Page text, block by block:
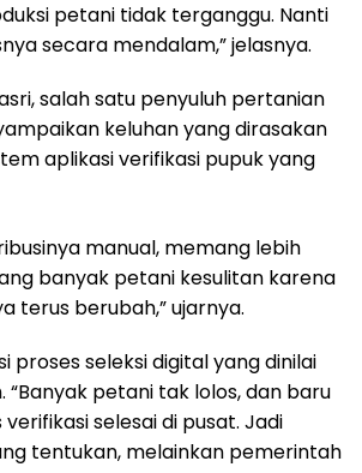
petani tidak terganggu. Nanti
secara mendalam,” jelasnya.
salah satu penyuluh pertanian
keluhan yang dirasakan
aplikasi verifikasi pupuk yang
manual, memang lebih
banyak petani kesulitan karena
terus berubah,” ujarnya.
proses seleksi digital yang dinilai
petani tak lolos, dan baru
selesai di pusat. Jadi
tentukan, melainkan pemerintah